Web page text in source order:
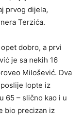
prvog dijela,
Terzića.
dobro, a prvi
je sa nekih 16
Milošević. Dva
lopte iz
65 – slično kao i u
bio precizan iz